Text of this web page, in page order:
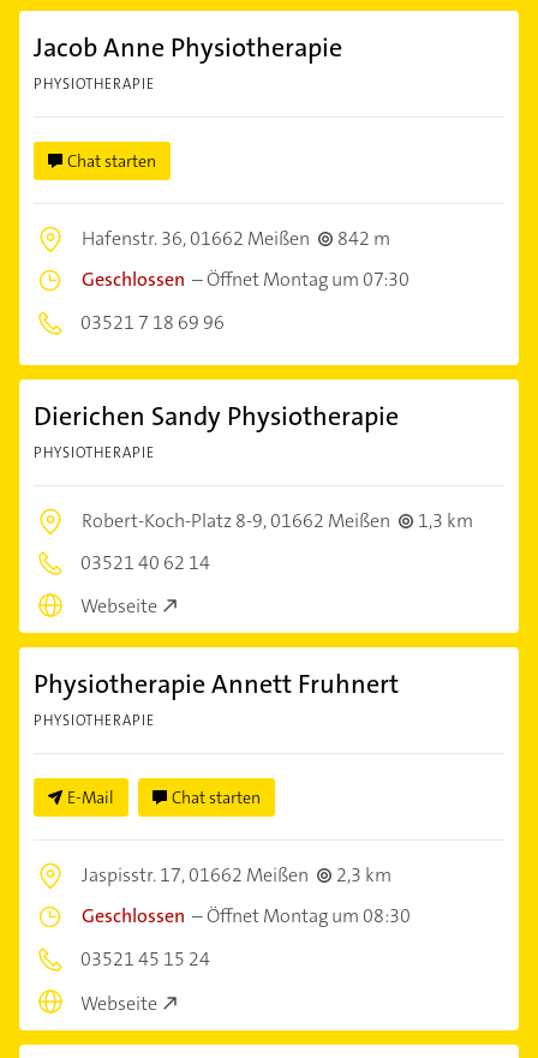
Jacob Anne Physiotherapie
PHYSIOTHERAPIE
Chat starten
Hafenstr. 36,01662 Meißen
842 m
Geschlossen –Öffnet Montag um 07:30
03521 7 18 69 96
Dierichen Sandy Physiotherapie
PHYSIOTHERAPIE
Robert-Koch-Platz 8-9,01662 Meißen
1,3 km
03521 40 62 14
Webseite
Physiotherapie Annett Fruhnert
PHYSIOTHERAPIE
E-Mail Chat starten
Jaspisstr. 17,01662 Meißen
2,3 km
Geschlossen –Öffnet Montag um 08:30
03521 45 15 24
Webseite